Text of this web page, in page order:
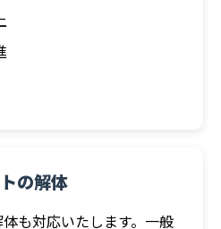
の解体
も対応いたします。一般